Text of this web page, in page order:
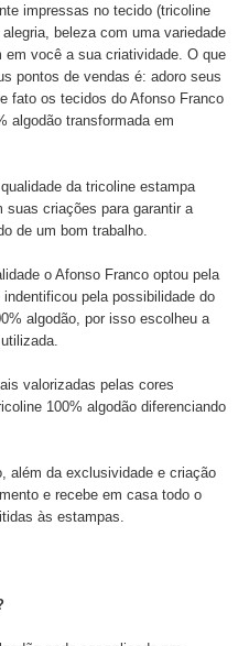
impressas no tecido (tricoline
beleza com uma variedade
em você a sua criatividade. O que
pontos de vendas é: adoro seus
fato os tecidos do Afonso Franco
algodão transformada em
da tricoline estampa
suas criações para garantir a
de um bom trabalho.
o Afonso Franco optou pela
pela possibilidade do
algodão, por isso escolheu a
valorizadas pelas cores
100% algodão diferenciando
além da exclusividade e criação
e recebe em casa todo o
às estampas.